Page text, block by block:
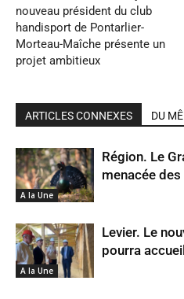
nouveau président du club
handisport de Pontarlier-
Morteau-Maîche présente un
projet ambitieux
ARTICLES CONNEXES DU
A la Une
Région. Le
menacée
A la Une
Levier. Le
pourra